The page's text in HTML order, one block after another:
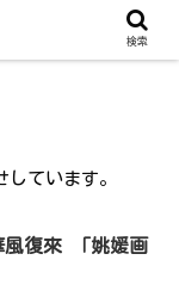
ています。
復來 「姚媛画
検索